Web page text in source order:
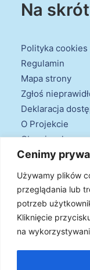
Cenimy
Używamy plików
przeglądania lub
potrzeb
Kliknięcie
na
Na
Polityka cookies
Regulamin
Mapa strony
Zgłoś
Deklaracja
O Projekcie
Obowiązek
oraz warunków
Klauzule